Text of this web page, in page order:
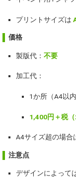
プリントサイズは
価格
製版代：不要
加工代：
1か所（A4以内
1,400円＋税（
A4サイズ超の場合
注意点
デザインによって